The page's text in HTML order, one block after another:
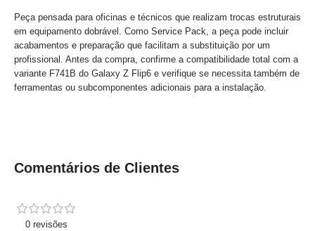
Peça pensada para oficinas e técnicos que realizam trocas estruturais
em equipamento dobrável. Como Service Pack, a peça pode incluir
acabamentos e preparação que facilitam a substituição por um
profissional. Antes da compra, confirme a compatibilidade total com a
variante F741B do Galaxy Z Flip6 e verifique se necessita também de
ferramentas ou subcomponentes adicionais para a instalação.
Comentários de Clientes
0 revisões